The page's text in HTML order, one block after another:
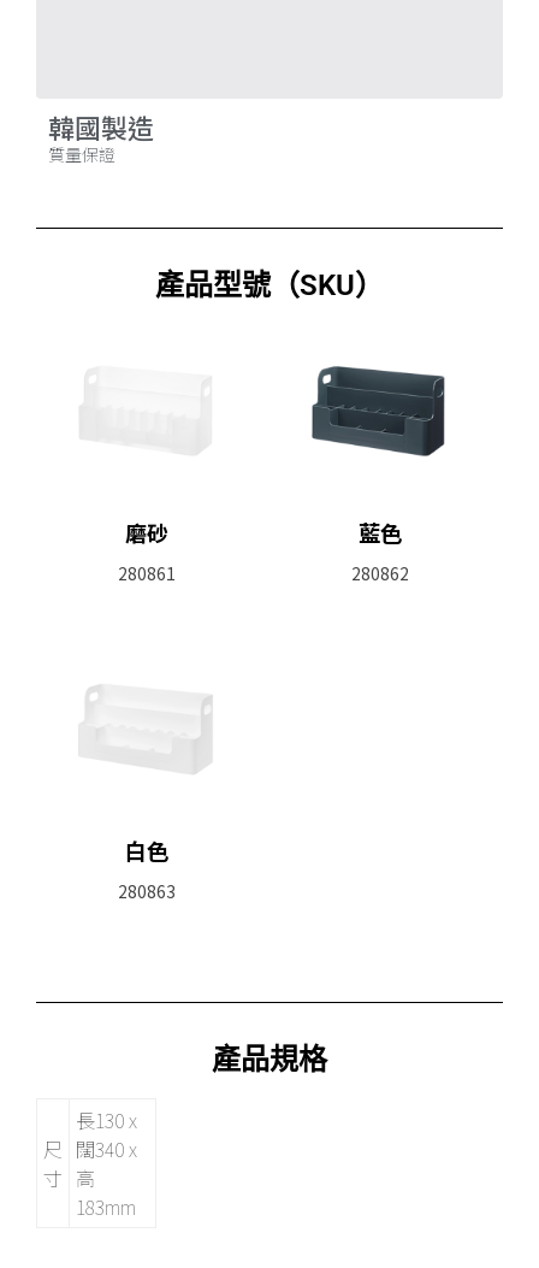
韓國製造
質量保證
產品型號（SKU）
磨砂
280861
藍色
280862
白色
280863
產品規格
尺
寸
長130 x
闊340 x
高
183mm